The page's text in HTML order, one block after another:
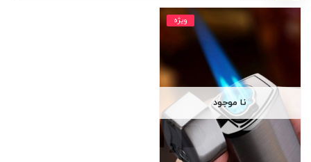
ویژه
نا موجود